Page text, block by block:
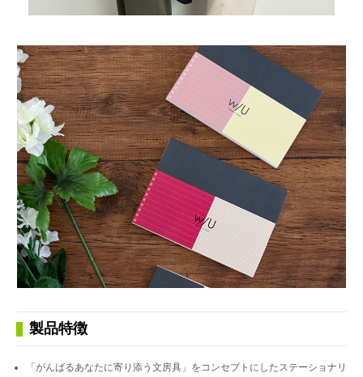
製品特徴
「がんばるあなたに寄り添う文房具」をコンセプトにしたステーショナリ